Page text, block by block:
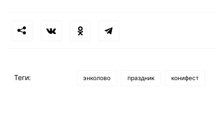
Теги: энколово праздник конифест